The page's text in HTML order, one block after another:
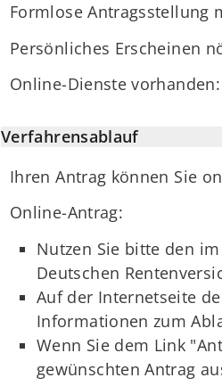
Formlose Antragsstellung
Persönliches Erscheinen
Online-Dienste vorhanden:
Verfahrensablauf
Ihren Antrag können Sie
Online-Antrag:
Nutzen Sie bitte den
Deutschen
Auf der Internetseite
Informationen zum
Wenn Sie dem Link
gewünschten Antrag